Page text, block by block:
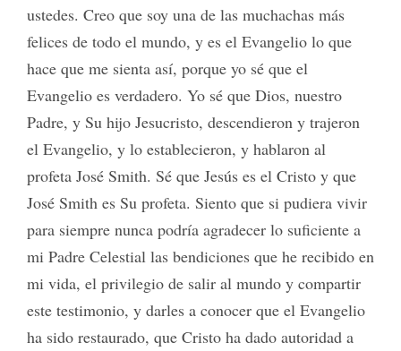
ustedes. Creo que soy una de las muchachas más
felices de todo el mundo, y es el Evangelio lo que
hace que me sienta así, porque yo sé que el
Evangelio es verdadero. Yo sé que Dios, nuestro
Padre, y Su hijo Jesucristo, descendieron y trajeron
el Evangelio, y lo establecieron, y hablaron al
profeta José Smith. Sé que Jesús es el Cristo y que
José Smith es Su profeta. Siento que si pudiera vivir
para siempre nunca podría agradecer lo suficiente a
mi Padre Celestial las bendiciones que he recibido en
mi vida, el privilegio de salir al mundo y compartir
este testimonio, y darles a conocer que el Evangelio
ha sido restaurado, que Cristo ha dado autoridad a